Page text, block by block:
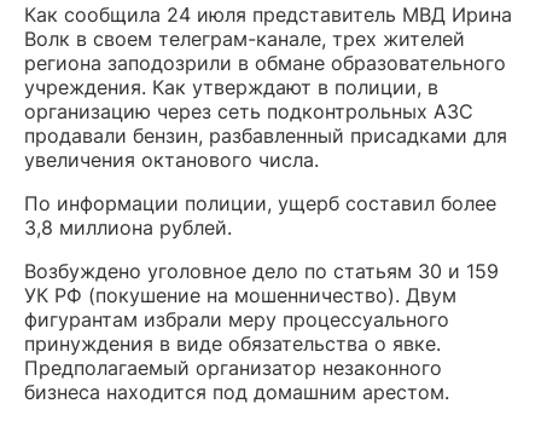
Как сообщила 24 июля представитель МВД Ирина
Волк в своем телеграм-канале, трех жителей
региона заподозрили в обмане образовательного
учреждения. Как утверждают в полиции, в
организацию через сеть подконтрольных АЗС
продавали бензин, разбавленный присадками для
увеличения октанового числа.
По информации полиции, ущерб составил более
3,8 миллиона рублей.
Возбуждено уголовное дело по статьям 30 и 159
УК РФ (покушение на мошенничество). Двум
фигурантам избрали меру процессуального
принуждения в виде обязательства о явке.
Предполагаемый организатор незаконного
бизнеса находится под домашним арестом.